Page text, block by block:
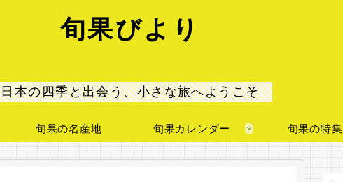
旬果びより
日本の四季と出会う、小さな旅へようこそ
旬果の名産地 旬果カレンダー 旬果の特集